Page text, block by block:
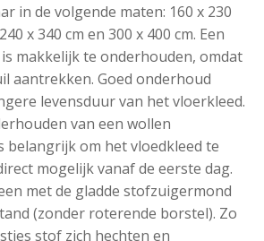
in de volgende maten: 160 x 230
x 340 cm en 300 x 400 cm. Een
makkelijk te onderhouden, omdat
aantrekken. Goed onderhoud
levensduur van het vloerkleed.
van een wollen
belangrijk om het vloedkleed te
mogelijk vanaf de eerste dag.
met de gladde stofzuigermond
(zonder roterende borstel). Zo
stof zich hechten en